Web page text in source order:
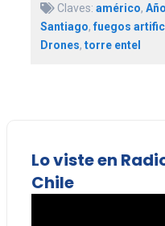
Claves: américo,
Santiago,fuegos
Drones, torre entel
Lo viste en
Chile